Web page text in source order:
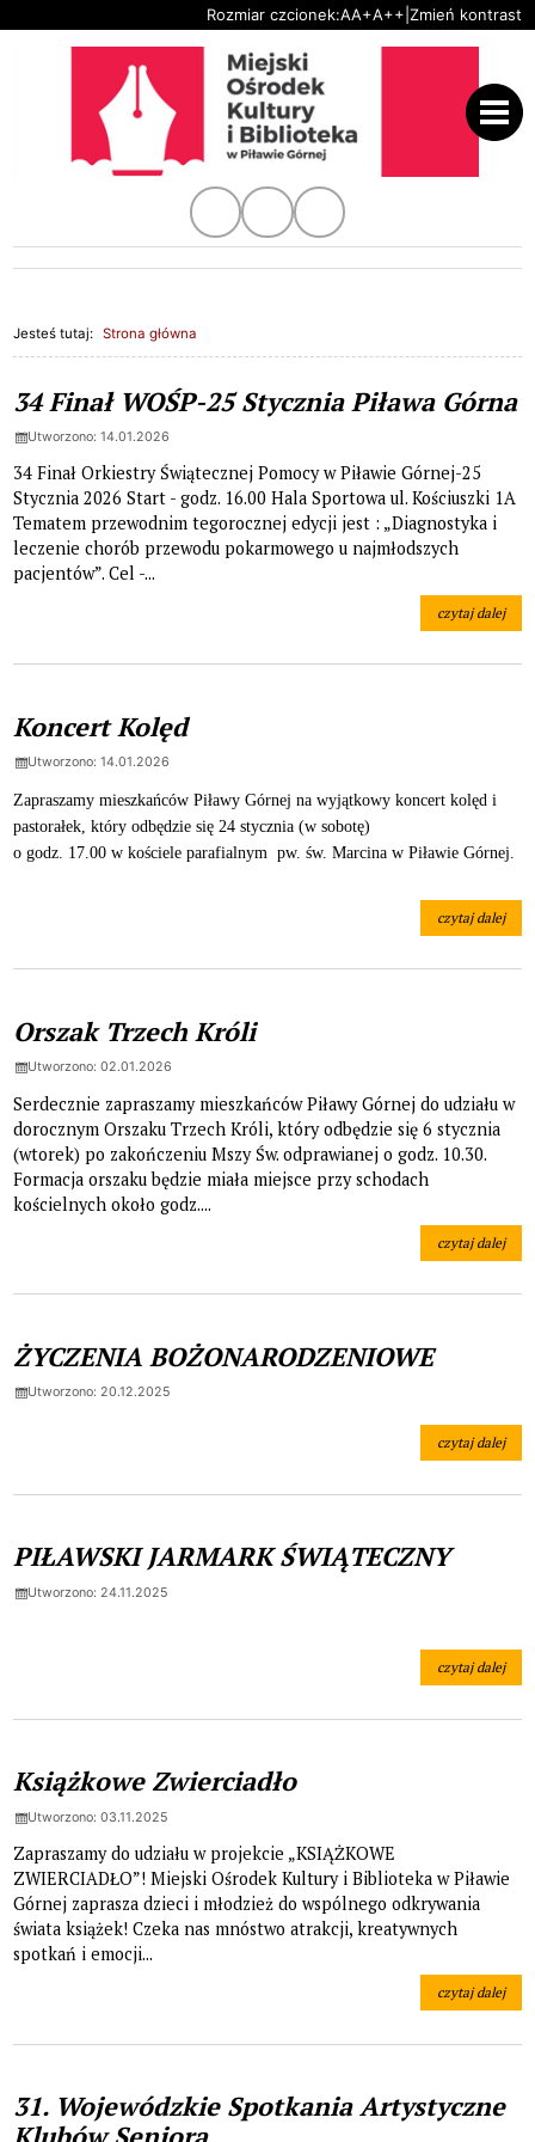
Przejdź do głównej treści Przejdź do wyszukiwarki
Rozmiar czcionek:Ustaw domyślną czcionkę
AUstaw większą czcionkę
A+Ustaw największą
A++ Zmień kontrast
Kanał YoutubeProfil na instagram.com
Profil na facebook.com
Jesteś tutaj: Strona główna
Strona główna
Aktualności, strona 2 z 11
34 Finał WOŚP-25 Stycznia Piława Górna
Utworzono: 14.01.2026
34 Finał Orkiestry Świątecznej Pomocy w Piławie Górnej-25
Stycznia 2026 Start - godz. 16.00 Hala Sportowa ul. Kościuszki 1A
Tematem przewodnim tegorocznej edycji jest : „Diagnostyka i
leczenie chorób przewodu pokarmowego u najmłodszych
pacjentów”. Cel -...
czytaj dalej
na temat: 34
Koncert Kolęd
Utworzono: 14.01.2026
Zapraszamy mieszkańców Piławy Górnej na wyjątkowy koncert kolęd i
pastorałek, który odbędzie się 24 stycznia (w sobotę)
o godz. 17.00 w kościele parafialnym pw. św. Marcina w Piławie Górnej.
czytaj dalej
na temat:
Orszak Trzech Króli
Utworzono: 02.01.2026
Serdecznie zapraszamy mieszkańców Piławy Górnej do udziału w
dorocznym Orszaku Trzech Króli, który odbędzie się 6 stycznia
(wtorek) po zakończeniu Mszy Św. odprawianej o godz. 10.30.
Formacja orszaku będzie miała miejsce przy schodach
kościelnych około godz....
czytaj dalej
na temat:
ŻYCZENIA BOŻONARODZENIOWE
Utworzono: 20.12.2025
czytaj dalej
na temat:
PIŁAWSKI JARMARK ŚWIĄTECZNY
Utworzono: 24.11.2025
czytaj dalej
na temat:
Książkowe Zwierciadło
Utworzono: 03.11.2025
Zapraszamy do udziału w projekcie „KSIĄŻKOWE
ZWIERCIADŁO”! Miejski Ośrodek Kultury i Biblioteka w Piławie
Górnej zaprasza dzieci i młodzież do wspólnego odkrywania
świata książek! Czeka nas mnóstwo atrakcji, kreatywnych
spotkań i emocji...
czytaj dalej
na temat:
31. Wojewódzkie Spotkania Artystyczne